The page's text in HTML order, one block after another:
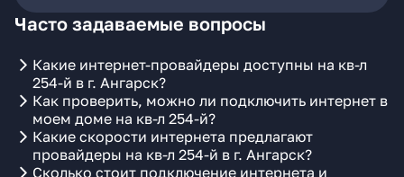
Часто задаваемые вопросы
Какие интернет-провайдеры доступны на кв-л
254-й в г. Ангарск?
Как проверить, можно ли подключить интернет в
моем доме на кв-л 254-й?
Какие скорости интернета предлагают
провайдеры на кв-л 254-й в г. Ангарск?
Сколько стоит подключение интернета и